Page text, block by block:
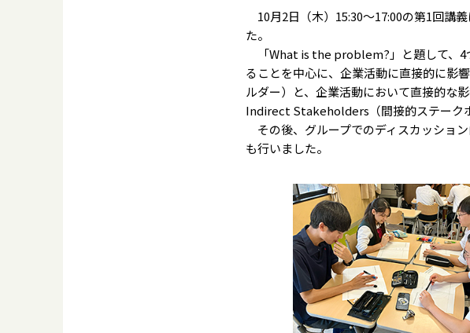
10月2日（木）15:30～17:00の第1回講
た。
「What is the problem?」と題して、4
ることを中心に、企業活動に直接的に
ルダー）と、企業活動において直接的な
Indirect Stakeholders（間接的ステーク
その後、グループでのディスカッショ
も行いました。